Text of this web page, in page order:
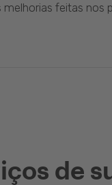
feitas nos
de